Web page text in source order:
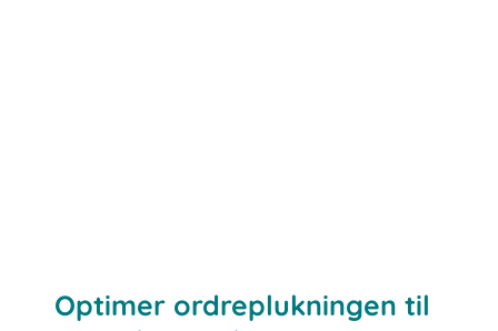
processerne automatiseres
Optimer ordreplukningen til